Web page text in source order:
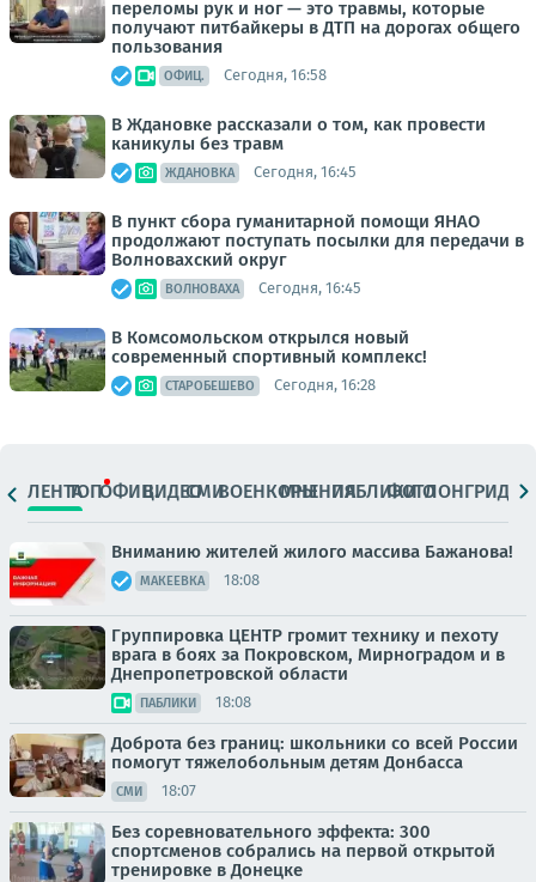
переломы рук и ног — это травмы, которые
получают питбайкеры в ДТП на дорогах общего
пользования
ОФИЦ. Сегодня, 16:58
В Ждановке рассказали о том, как провести
каникулы без травм
ЖДАНОВКА Сегодня, 16:45
В пункт сбора гуманитарной помощи ЯНАО
продолжают поступать посылки для передачи в
Волновахский округ
ВОЛНОВАХА Сегодня, 16:45
В Комсомольском открылся новый
современный спортивный комплекс!
СТАРОБЕШЕВО Сегодня, 16:28
ЛЕНТАТОПОФИЦ.ВИДЕОСМИВОЕНКОРЫМНЕНИЯПАБЛИКИ
ФОТОЛОНГРИДЫ
Вниманию жителей жилого массива Бажанова!
МАКЕЕВКА 18:08
Группировка ЦЕНТР громит технику и пехоту
врага в боях за Покровском, Мирноградом и в
Днепропетровской области
ПАБЛИКИ 18:08
Доброта без границ: школьники со всей России
помогут тяжелобольным детям Донбасса
СМИ 18:07
Без соревновательного эффекта: 300
спортсменов собрались на первой открытой
тренировке в Донецке